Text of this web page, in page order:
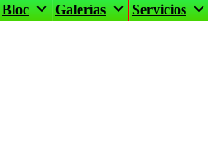
Bloc Galerías Servicios